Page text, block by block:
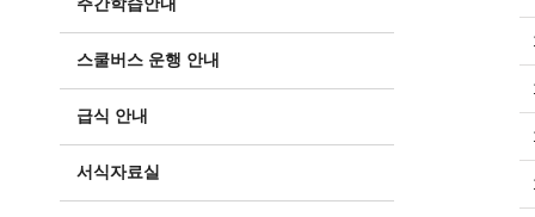
스쿨버스 운행 안내
급식 안내
서식자료실